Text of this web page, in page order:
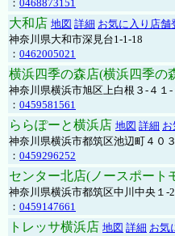
： 0468873151
大和店 地図 詳細 お気に入り店舗
神奈川県大和市深見台1-1-18
： 0462005021
横浜四季の森店(横浜四季の
神奈川県横浜市旭区上白根３-４１-
： 0459581561
ららぽーと横浜店 地図 詳細
神奈川県横浜市都筑区池辺町４０
： 0459296252
センター北店(ノースポート
神奈川県横浜市都筑区中川中央１-
： 0459147661
トレッサ横浜店 地図 詳細 お気